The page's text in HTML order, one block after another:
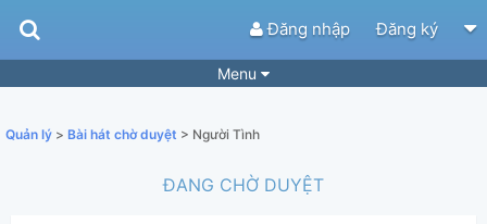
Đăng nhập Đăng ký
Menu
Quản lý > Bài hát chờ duyệt > Người Tình
ĐANG CHỜ DUYỆT